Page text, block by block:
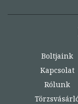
Boltjaink
Kapcsolat
Rólunk